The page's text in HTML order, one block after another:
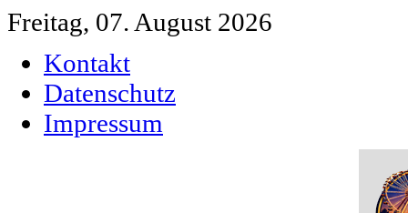
Freitag, 07. August 2026
Kontakt
Datenschutz
Impressum